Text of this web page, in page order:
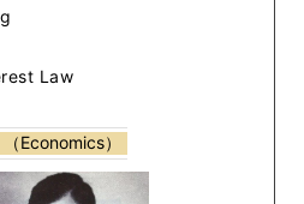
Law
Economics）